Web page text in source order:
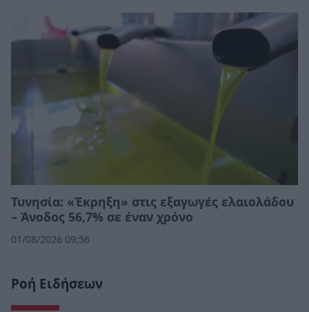
Τυνησία: «Έκρηξη» στις εξαγωγές ελαιολάδου
– Άνοδος 56,7% σε έναν χρόνο
01/08/2026 09:56
Ροή Ειδήσεων